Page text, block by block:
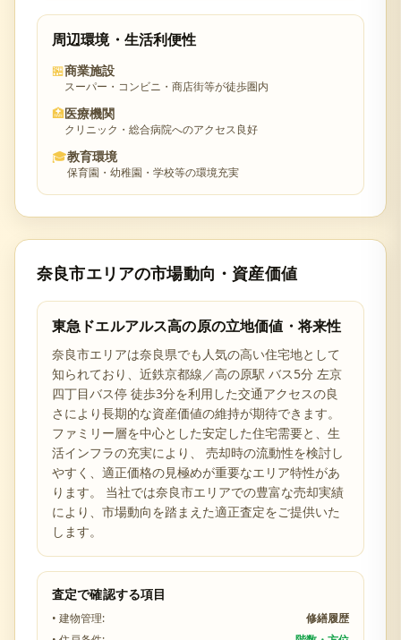
周辺環境・生活利便性
🏪商業施設
スーパー・コンビニ・商店街等が徒歩圏内
🏥医療機関
クリニック・総合病院へのアクセス良好
🎓教育環境
保育園・幼稚園・学校等の環境充実
奈良市エリアの市場動向・資産価値
東急ドエルアルス高の原の立地価値・将来性
奈良市エリアは奈良県でも人気の高い住宅地として
知られており、 近鉄京都線／高の原駅 バス5分 左京
四丁目バス停 徒歩3分を利用した交通アクセスの良
さ により長期的な資産価値の維持が期待できます。
ファミリー層を中心とした安定した住宅需要と、生
活インフラの充実により、 売却時の流動性を検討し
やすく、適正価格の見極めが重要なエリア特性があ
ります。 当社では奈良市エリアでの豊富な売却実績
により、市場動向を踏まえた適正査定をご提供いた
します。
査定で確認する項目
• 建物管理:
修繕履歴